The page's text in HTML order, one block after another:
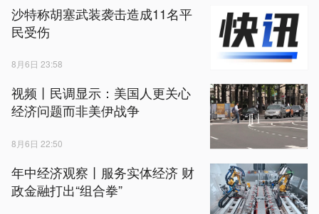
沙特称胡塞武装袭击造成11名平
民受伤
8月6日 23:58
视频丨民调显示：美国人更关心
经济问题而非美伊战争
8月6日 22:50
年中经济观察丨服务实体经济 财
政金融打出“组合拳”